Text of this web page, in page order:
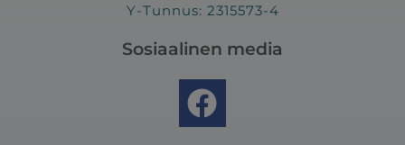
Y-Tunnus: 2315573-4
Sosiaalinen media
F
a